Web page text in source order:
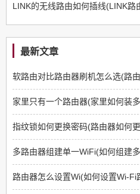
LINK的无线路由如何插线(LINK路
最新文章
软路由对比路由器刷机怎么选(路
家里只有一个路由器(家里如何装
指纹锁如何更换密码(路由器如何
多路由器组建单一WiFi(如何组建
路由器怎么设置Wi(如何设置Wi-Fi